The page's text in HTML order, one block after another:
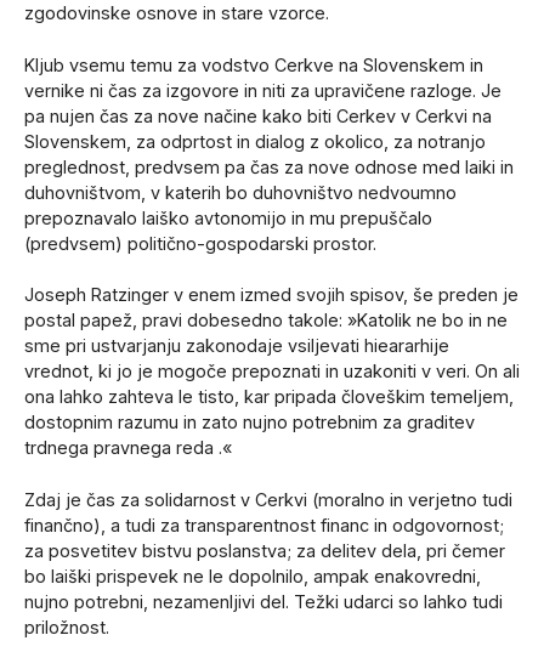
zgodovinske osnove in stare vzorce.
Kljub vsemu temu za vodstvo Cerkve na Slovenskem in
vernike ni čas za izgovore in niti za upravičene razloge. Je
pa nujen čas za nove načine kako biti Cerkev v Cerkvi na
Slovenskem, za odprtost in dialog z okolico, za notranjo
preglednost, predvsem pa čas za nove odnose med laiki in
duhovništvom, v katerih bo duhovništvo nedvoumno
prepoznavalo laiško avtonomijo in mu prepuščalo
(predvsem) politično-gospodarski prostor.
Joseph Ratzinger v enem izmed svojih spisov, še preden je
postal papež, pravi dobesedno takole: »Katolik ne bo in ne
sme pri ustvarjanju zakonodaje vsiljevati hieararhije
vrednot, ki jo je mogoče prepoznati in uzakoniti v veri. On ali
ona lahko zahteva le tisto, kar pripada človeškim temeljem,
dostopnim razumu in zato nujno potrebnim za graditev
trdnega pravnega reda .«
Zdaj je čas za solidarnost v Cerkvi (moralno in verjetno tudi
finančno), a tudi za transparentnost financ in odgovornost;
za posvetitev bistvu poslanstva; za delitev dela, pri čemer
bo laiški prispevek ne le dopolnilo, ampak enakovredni,
nujno potrebni, nezamenljivi del. Težki udarci so lahko tudi
priložnost.